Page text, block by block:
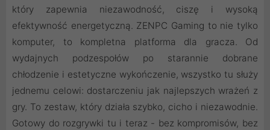
który zapewnia niezawodność, ciszę i wysoką
efektywność energetyczną. ZENPC Gaming to nie tylko
komputer, to kompletna platforma dla gracza. Od
wydajnych podzespołów po starannie dobrane
chłodzenie i estetyczne wykończenie, wszystko tu służy
jednemu celowi: dostarczeniu jak najlepszych wrażeń z
gry. To zestaw, który działa szybko, cicho i niezawodnie.
Gotowy do rozgrywki tu i teraz - bez kompromisów, bez